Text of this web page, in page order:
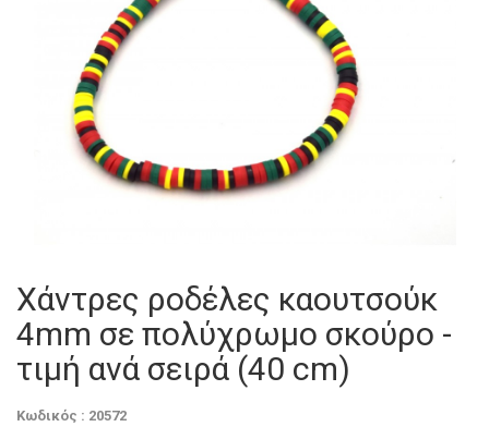
Χάντρες ροδέλες καουτσούκ
4mm σε πολύχρωμο σκούρο -
τιμή ανά σειρά (40 cm)
Κωδικός : 20572